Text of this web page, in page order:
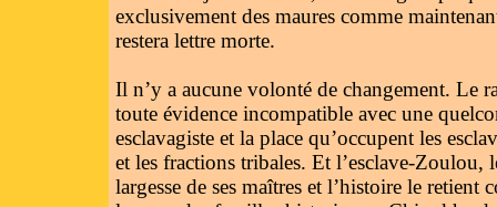
exclusivement des maures comme
restera lettre morte.
Il n’y a aucune volonté de changement. Le
toute évidence incompatible avec une
esclavagiste et la place qu’occupent les
et les fractions tribales. Et l’esclave-Zoulou,
largesse de ses maîtres et l’histoire le